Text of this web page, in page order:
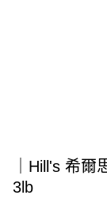
｜Hill's 希
3lb